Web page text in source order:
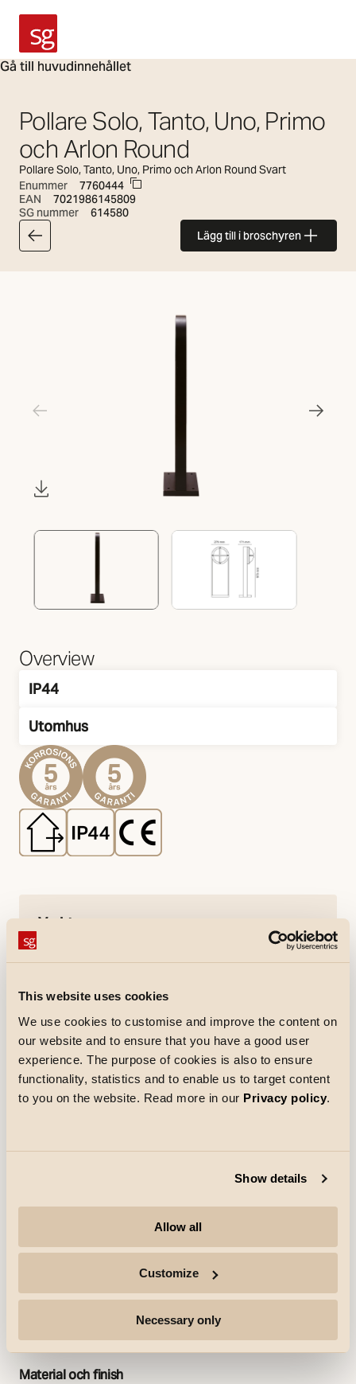
This website uses cookies
We use cookies to customise and improve the content on
our website and to ensure that you have a good user
experience. The purpose of cookies is also to ensure
functionality, statistics and to enable us to target content
to you on the website. Read more in our Privacy policy.
Show details
Allow all
Customize
Necessary only
Gå till huvudinnehållet
SG Armaturen
Pollare Solo, Tanto, Uno, Primo
och Arlon Round
Pollare Solo, Tanto, Uno, Primo och Arlon Round Svart
Enummer
7760444
EAN
7021986145809
SG nummer
614580
Tillbaka till articlelist Lägg till i broschyren
Overview
IP Klass
IP44
Montage
Utomhus
Verktyg
Nedladdningar
Specifikationsblad
pdf
(Öppnas i ny flik) Monteringsanvisning
pdf
(Öppnas i ny flik)
CE-försäkran
pdf
(Öppnas i ny flik)Revit file - Generic
rfa
Revit file - Face Based
rfa
Specifikationstext
Skydd
Material och finish